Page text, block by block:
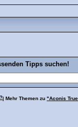
Tipps suchen!
| Mehr Themen zu "Aconis